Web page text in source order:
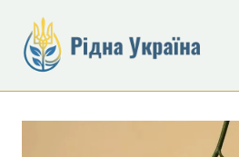
вмісту